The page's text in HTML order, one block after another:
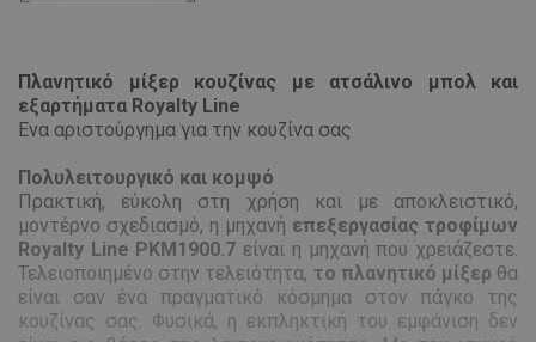
Πλανητικό μίξερ κουζίνας με ατσάλινο μπολ και
εξαρτήματα Royalty Line
Ένα αριστούργημα για την κουζίνα σας
Πολυλειτουργικό και κομψό
Πρακτική, εύκολη στη χρήση και με αποκλειστικό,
μοντέρνο σχεδιασμό, η μηχανή επεξεργασίας τροφίμων
Royalty Line PKM1900.7 είναι η μηχανή που χρειάζεστε.
Τελειοποιημένο στην τελειότητα, το πλανητικό μίξερ θα
είναι σαν ένα πραγματικό κόσμημα στον πάγκο της
κουζίνας σας. Φυσικά, η εκπληκτική του εμφάνιση δεν